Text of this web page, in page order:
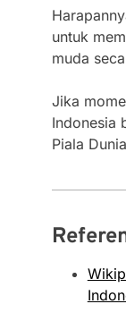
untuk
muda
Jika
Indonesia
Piala